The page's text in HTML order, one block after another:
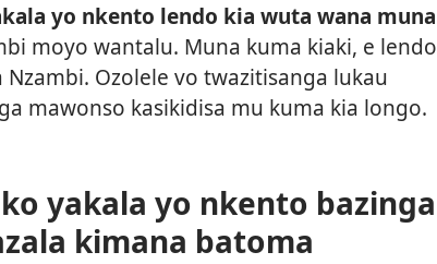
yo nkento lendo kia wuta wana muna
moyo wantalu. Muna kuma kiaki, e lendo
Ozolele vo twazitisanga lukau
mawonso kasikidisa mu kuma kia longo.
yakala yo nkento bazinga
kimana batoma